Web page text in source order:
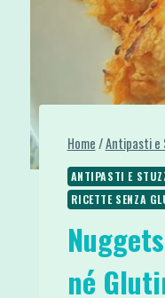
Home/Antipasti e
ANTIPASTI E
RICETTE SENZA
né